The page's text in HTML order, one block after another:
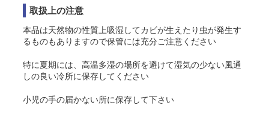
取扱上の注意
本品は天然物の性質上吸湿してカビが生えたり虫が発生す
るものもありますので保管には充分ご注意ください
特に夏期には、高温多湿の場所を避けて湿気の少ない風通
しの良い冷所に保存してください
小児の手の届かない所に保存して下さい